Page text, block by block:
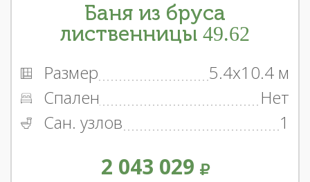
Баня из бруса
лиственницы 49.62
Размер
5.4x10.4 м
Спален
Нет
Сан. узлов
1
2 043 029